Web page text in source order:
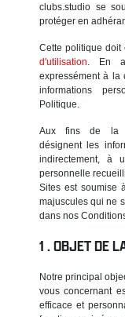
clubs.studio se
protéger en
Cette politique doit
d'utilisation. En
expressément à la
informations
Politique.
Aux fins de la
désignent les
indirectement, à
personnelle
Sites est soumise
majuscules qui ne
dans nos
OBJET DE
Notre principal
vous concernant
efficace et